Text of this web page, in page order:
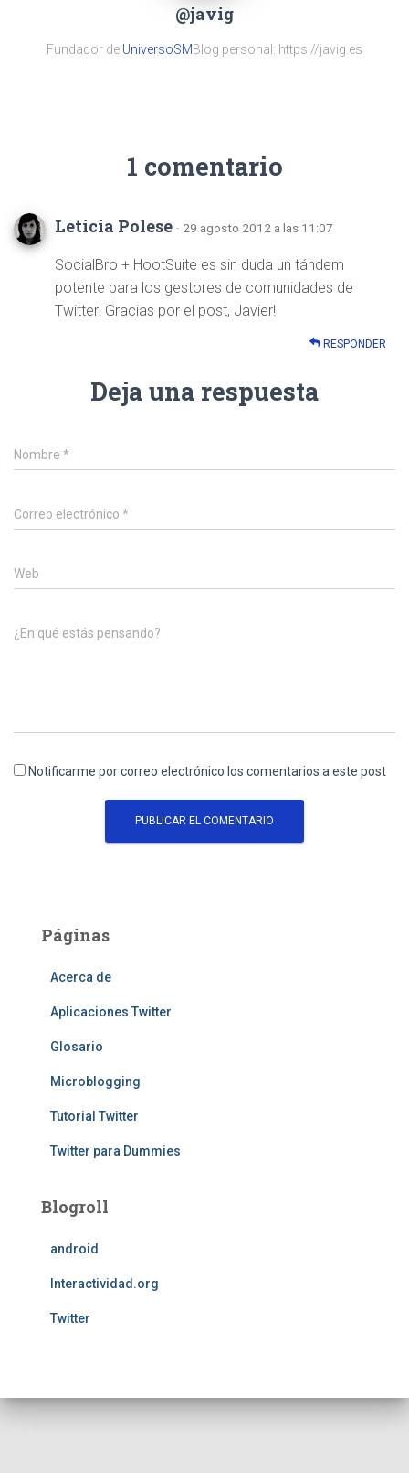
@javig
Fundador de UniversoSMBlog personal: https://javig.es
1 comentario
Leticia Polese · 29 agosto 2012 a las 11:07
SocialBro + HootSuite es sin duda un tándem
potente para los gestores de comunidades de
Twitter! Gracias por el post, Javier!
RESPONDER
Deja una respuesta
Nombre *
Correo electrónico *
Web
¿En qué estás pensando?
Notificarme por correo electrónico los comentarios a este post
Páginas
Acerca de
Aplicaciones Twitter
Glosario
Microblogging
Tutorial Twitter
Twitter para Dummies
Blogroll
android
Interactividad.org
Twitter